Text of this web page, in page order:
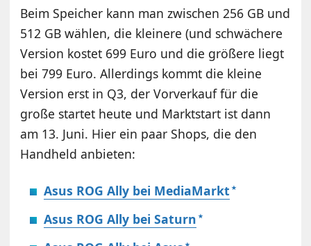
Beim Speicher kann man zwischen 256 GB und
512 GB wählen, die kleinere (und schwächere
Version kostet 699 Euro und die größere liegt
bei 799 Euro. Allerdings kommt die kleine
Version erst in Q3, der Vorverkauf für die
große startet heute und Marktstart ist dann
am 13. Juni. Hier ein paar Shops, die den
Handheld anbieten:
Asus ROG Ally bei MediaMarkt
Asus ROG Ally bei Saturn